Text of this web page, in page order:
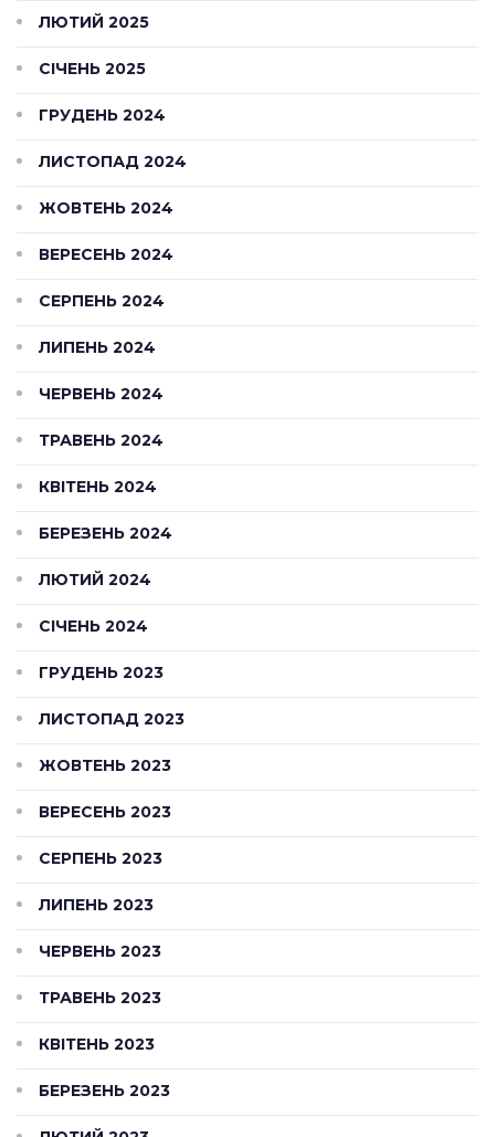
ЛЮТИЙ 2025
СІЧЕНЬ 2025
ГРУДЕНЬ 2024
ЛИСТОПАД 2024
ЖОВТЕНЬ 2024
ВЕРЕСЕНЬ 2024
СЕРПЕНЬ 2024
ЛИПЕНЬ 2024
ЧЕРВЕНЬ 2024
ТРАВЕНЬ 2024
КВІТЕНЬ 2024
БЕРЕЗЕНЬ 2024
ЛЮТИЙ 2024
СІЧЕНЬ 2024
ГРУДЕНЬ 2023
ЛИСТОПАД 2023
ЖОВТЕНЬ 2023
ВЕРЕСЕНЬ 2023
СЕРПЕНЬ 2023
ЛИПЕНЬ 2023
ЧЕРВЕНЬ 2023
ТРАВЕНЬ 2023
КВІТЕНЬ 2023
БЕРЕЗЕНЬ 2023